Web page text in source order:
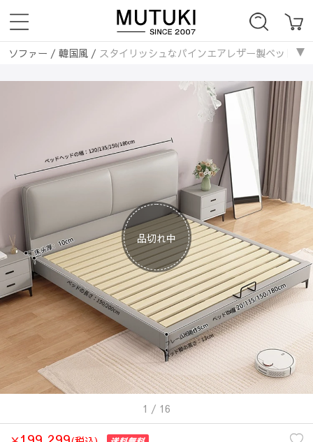
ソファー / 韓国風/ スタイリッシュなパインエアレザー製ベッド
品切れ中
1 / 16